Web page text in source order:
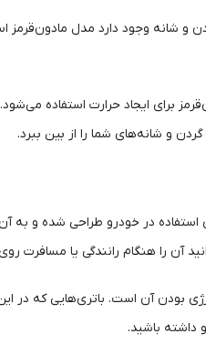
و شانه وجود دارد مدل
برای ایجاد حرارت استفاده
و شانه‌های شما را از بین ببرد.
استفاده در خودرو طراحی شده و به
آن را هنگام رانندگی یا مسافرت
بودن آن است. باتری‌هایی که در
داشته باشید.